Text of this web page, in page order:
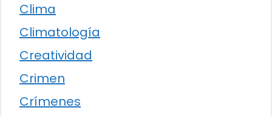
Clima
Climatología
Creatividad
Crimen
Crímenes